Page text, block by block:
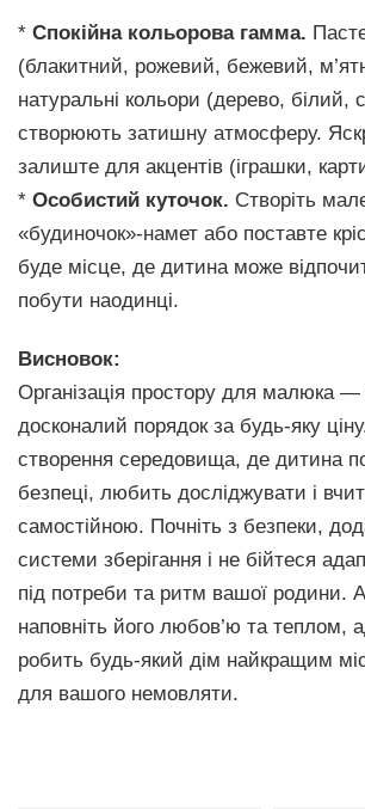
* Спокійна кольорова гамма.
(блакитний, рожевий, бежевий,
натуральні кольори (дерево, білий,
створюють затишну атмосферу.
залиште для акцентів (іграшки,
* Особистий куточок. Створіть
«будиночок»-намет або поставте
буде місце, де дитина може
побути наодинці.
Висновок:
Організація простору для малюка
досконалий порядок за будь-яку
створення середовища, де дитина
безпеці, любить досліджувати і
самостійною. Почніть з безпеки,
системи зберігання і не бійтеся
під потреби та ритм вашої родини.
наповніть його любов’ю та теплом,
робить будь-який дім найкращим
для вашого немовляти.